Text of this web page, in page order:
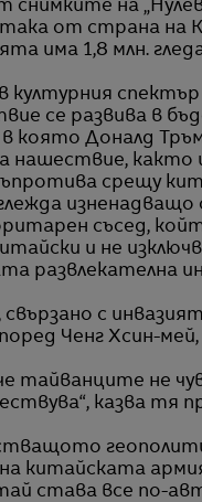
снимките на
от страна на
има 1,8 млн.
се развива в
която Доналд
нашествие, както
срещу
съсед,
и не
развлекателна
с
Ченг Хсин-
тайванците не
казва тя
китайската
става все по-